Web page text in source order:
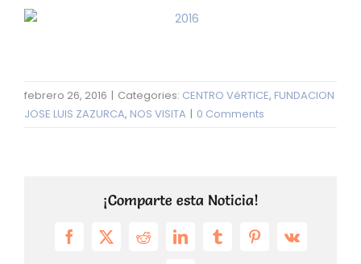
febrero 26, 2016 | Categories: CENTRO VéRTICE, FUNDACION
JOSE LUIS ZAZURCA, NOS VISITA | 0 Comments
¡Comparte esta Noticia!
Facebook
X RedditLinkedInTumblrPinterest
Vk